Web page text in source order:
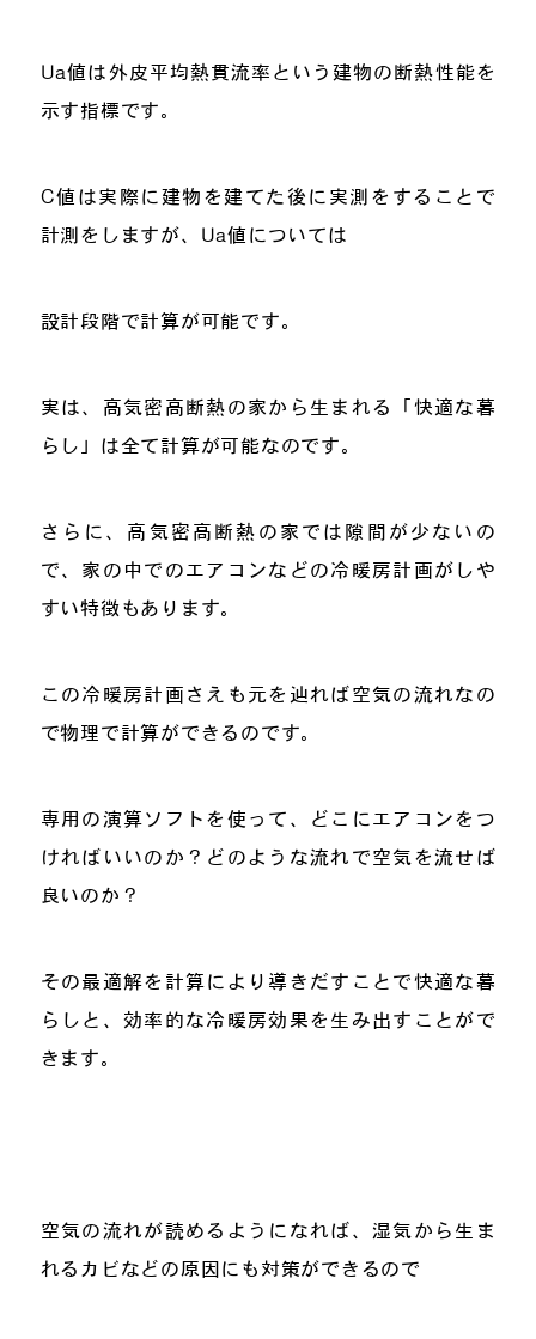
Ua値は外皮平均熱貫流率という建物の断熱性能を
示す指標です。
C値は実際に建物を建てた後に実測をすることで
計測をしますが、Ua値については
設計段階で計算が可能です。
実は、高気密高断熱の家から生まれる「快適な暮
らし」は全て計算が可能なのです。
さらに、高気密高断熱の家では隙間が少ないの
で、家の中でのエアコンなどの冷暖房計画がしや
すい特徴もあります。
この冷暖房計画さえも元を辿れば空気の流れなの
で物理で計算ができるのです。
専用の演算ソフトを使って、どこにエアコンをつ
ければいいのか？どのような流れで空気を流せば
良いのか？
その最適解を計算により導きだすことで快適な暮
らしと、効率的な冷暖房効果を生み出すことがで
きます。
空気の流れが読めるようになれば、湿気から生ま
れるカビなどの原因にも対策ができるので